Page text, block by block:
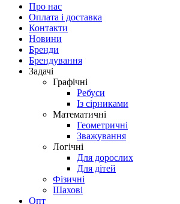
Про нас
Оплата і доставка
Контакти
Новини
Бренди
Брендування
Задачі
Графічні
Ребуси
Із сірниками
Математичні
Геометричні
Зважування
Логічні
Для дорослих
Для дітей
Фізичні
Шахові
Опт